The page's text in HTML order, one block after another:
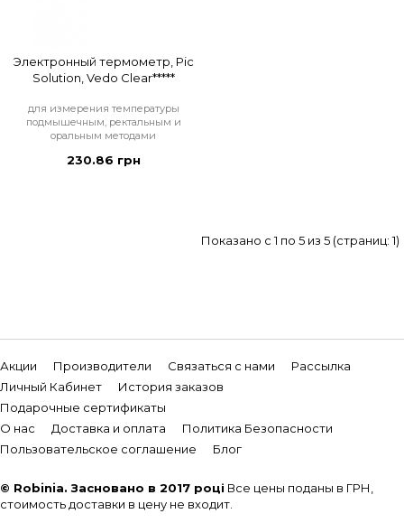
Электронный термометр, Pic
Solution, Vedo Clear*****
для измерения температуры
подмышечным, ректальным и
оральным методами
230.86 грн
Показано с 1 по 5 из 5 (страниц: 1)
Акции Производители Связаться с нами
Рассылка
Личный Кабинет
История заказов
Подарочные сертификаты
О нас
Доставка и оплата
Политика Безопасности
Пользовательское соглашение
Блог
© Robinia. Засновано в 2017 році Все цены поданы в ГРН,
стоимость доставки в цену не входит.